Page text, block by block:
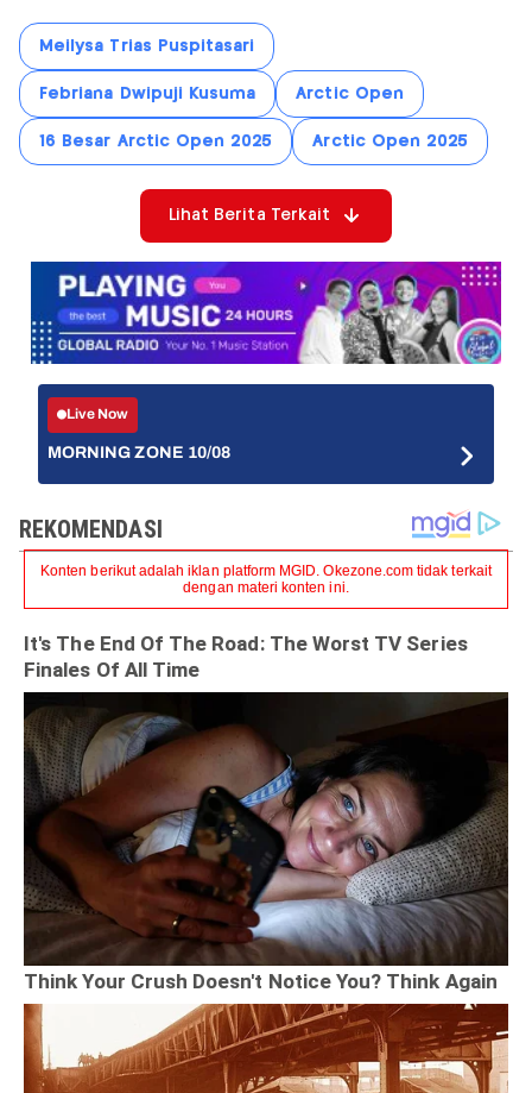
Meilysa Trias Puspitasari
Febriana Dwipuji Kusuma Arctic Open
16 Besar Arctic Open 2025 Arctic Open 2025
Lihat Berita Terkait
Live Now
MORNING ZONE 10/08